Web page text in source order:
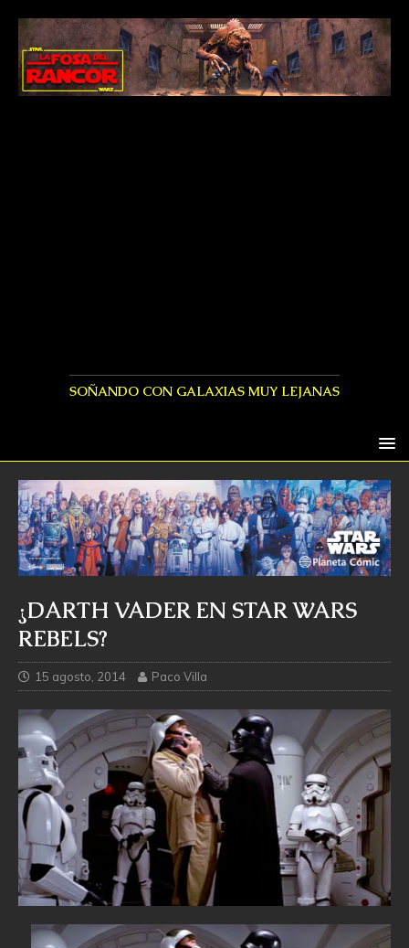
SOÑANDO CON GALAXIAS MUY LEJANAS
¿DARTH VADER EN STAR WARS
REBELS?
15 agosto, 2014 Paco Villa